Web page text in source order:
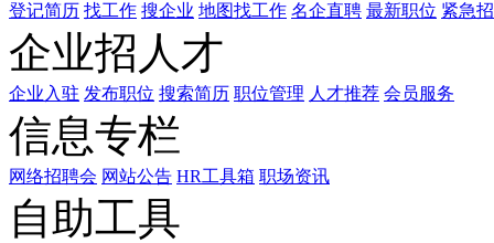
登记简历 找工作 搜企业 地图找工作 名企直聘 最新职位 紧急
企业招人才
企业入驻 发布职位 搜索简历 职位管理 人才推荐 会员服务
信息专栏
网络招聘会 网站公告 HR工具箱 职场资讯
自助工具